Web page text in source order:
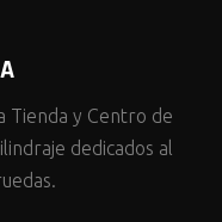
Tienda y Centro de
dedicados al